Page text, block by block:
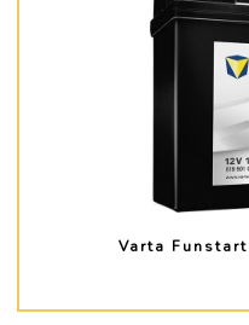
Varta